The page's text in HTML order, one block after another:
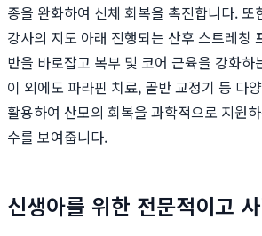
종을 완화하여 신체 회복을 촉진합니다. 또
강사의 지도 아래 진행되는 산후 스트레칭
반을 바로잡고 복부 및 코어 근육을 강화하
이 외에도 파라핀 치료, 골반 교정기 등 다
활용하여 산모의 회복을 과학적으로 지원
수를 보여줍니다.
신생아를 위한 전문적이고